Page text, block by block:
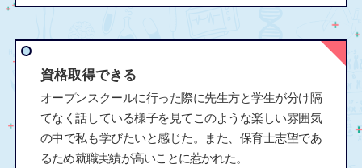
資格取得できる
オープンスクールに行った際に先生方と学生が分け隔
てなく話している様子を見てこのような楽しい雰囲気
の中で私も学びたいと感じた。また、保育士志望であ
るため就職実績が高いことに惹かれた。